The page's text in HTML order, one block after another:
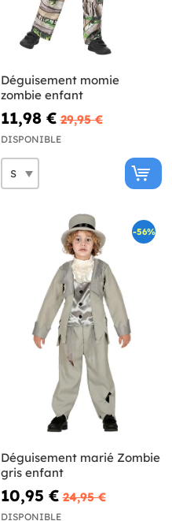
Déguisement momie
zombie enfant
11,98 € 29,95 €
DISPONIBLE
-56%
Déguisement marié Zombie
gris enfant
10,95 € 24,95 €
DISPONIBLE